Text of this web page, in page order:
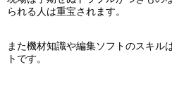
られる人は重宝されます。
また機材知識や編集ソフトのスキル
トです。